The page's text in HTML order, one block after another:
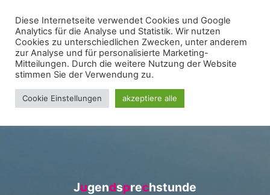
Inhalt
springen
WIR FÜR UNNA - FRAKTION
Ju
ugend
dsp
prechstunde
Diese Internetseite verwendet Cookies und Google
Analytics für die Analyse und Statistik. Wir nutzen
Cookies zu unterschiedlichen Zwecken, unter anderem
zur Analyse und für personalisierte Marketing-
Mitteilungen. Durch die weitere Nutzung der Website
stimmen Sie der Verwendung zu.
Cookie Einstellungen akzeptiere alle